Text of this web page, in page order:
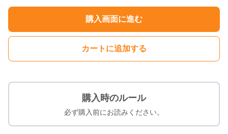
購入画面に進む
カートに追加する
購入時のルール
必ず購入前にお読みください。